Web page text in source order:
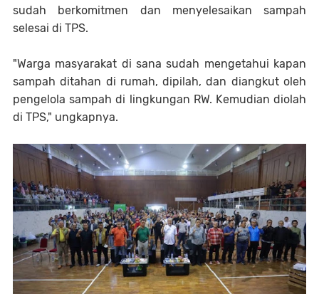
sudah berkomitmen dan menyelesaikan sampah
selesai di TPS.
"Warga masyarakat di sana sudah mengetahui kapan
sampah ditahan di rumah, dipilah, dan diangkut oleh
pengelola sampah di lingkungan RW. Kemudian diolah
di TPS," ungkapnya.